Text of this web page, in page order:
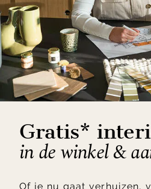
Gratis*
in de winkel &
Of je nu gaat verhuizen,